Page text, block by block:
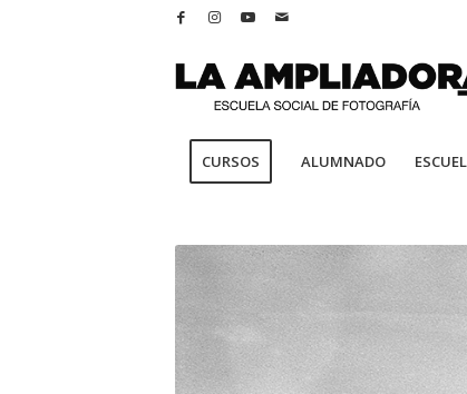
CURSOS ALUMNADO